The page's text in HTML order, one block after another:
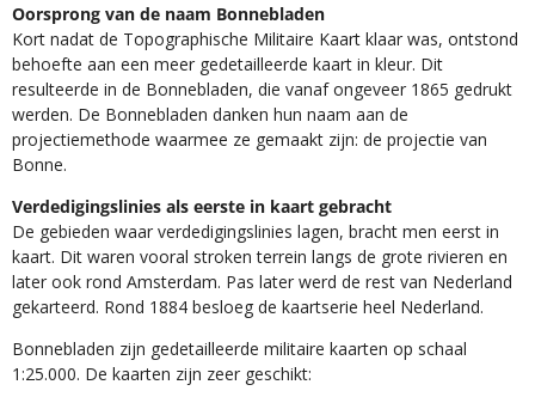
Oorsprong van de naam Bonnebladen
Kort nadat de Topographische Militaire Kaart klaar was, ontstond
behoefte aan een meer gedetailleerde kaart in kleur. Dit
resulteerde in de Bonnebladen, die vanaf ongeveer 1865 gedrukt
werden. De Bonnebladen danken hun naam aan de
projectiemethode waarmee ze gemaakt zijn: de projectie van
Bonne.
Verdedigingslinies als eerste in kaart gebracht
De gebieden waar verdedigingslinies lagen, bracht men eerst in
kaart. Dit waren vooral stroken terrein langs de grote rivieren en
later ook rond Amsterdam. Pas later werd de rest van Nederland
gekarteerd. Rond 1884 besloeg de kaartserie heel Nederland.
Bonnebladen zijn gedetailleerde militaire kaarten op schaal
1:25.000. De kaarten zijn zeer geschikt:​